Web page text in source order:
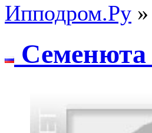
Ипподром.Ру »
Семенютa